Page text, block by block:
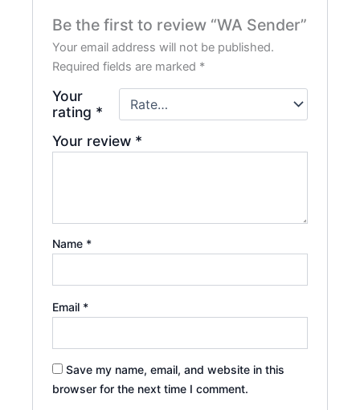
Be the first to review “WA Sender”
Your email address will not be published.
Required fields are marked *
Your
rating *
Your review *
Name *
Email *
Save my name, email, and website in this
browser for the next time I comment.